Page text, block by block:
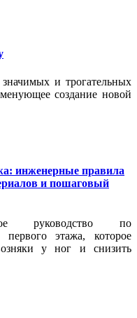
и трогательных
создание новой
инженерные правила
и пошаговый
руководство по
этажа, которое
у ног и снизить